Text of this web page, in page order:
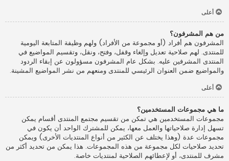
أعلى
من هم المشرفون؟
المشرفون هم أفراد (أو مجموعة من الأفراد) ولهم وظيفة المتابعة اليومية
للمنتدى. لهم صلاحية تعديل وإلغاء وقفل، وفتح، ونقل، وتقسيم المواضيع في
المنتدى المشرفين عليه. بشكل عام المشرفون مسؤولون عن إبقاء الردود
والمواضيع ضمن العنوان الرئيسي للمنتدى ومنعهم من نشر المواضيع المشينة.
أعلى
ما هي مجموعات المستخدمين؟
مجموعات المستخدمين هي تمكن من تقسيم مجتمع المنتدى أقسام يمكن
تسهل إدارة صلاحياتها والعمل معها، يمكن للمشترك الواحد أن يكون في
مجموعات عدة (وهذا يختلف عن الكثير من أنواع المنتديات الأخرى) ويمكن
تحديد صلاحيات لكل مجموعة من هذه المجموعات. هذا يمكن من تحديد أكثر من
مشرف للمنتدى، أو لإعطائهم الصلاحية لمنتديات خاصة.